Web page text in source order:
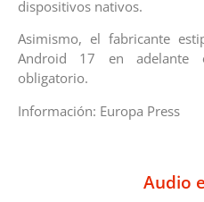
dispositivos nativos.
Asimismo, el fabricante
Android 17 en adelante
obligatorio.
Información: Europa Press
Audio